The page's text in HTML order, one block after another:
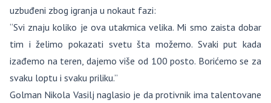
uzbuđeni zbog igranja u nokaut fazi:
“Svi znaju koliko je ova utakmica velika. Mi smo zaista dobar
tim i želimo pokazati svetu šta možemo. Svaki put kada
izađemo na teren, dajemo više od 100 posto. Borićemo se za
svaku loptu i svaku priliku.”
Golman Nikola Vasilj naglasio je da protivnik ima talentovane